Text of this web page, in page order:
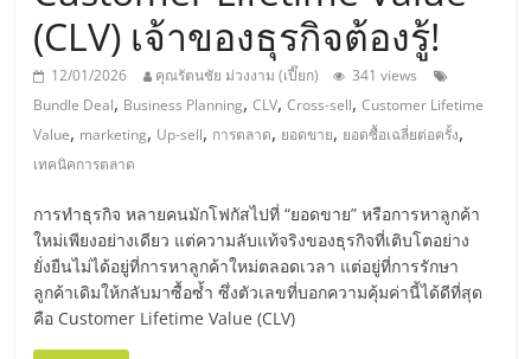
ส
เอ็
มอี
ไทย,
SMEs,
(CLV) เจ้าของธุรกิจต้องรู้!
12/01/2026 คุณรัตนชัย ม่วงงาม (เปี๊ยก)
341 views
Bundle Deal, Business Planning,CLV,Cross-sell,Customer Lifetime
Value, marketing, Up-sell, การตลาด, ยอดขาย, ยอดซื้อเฉลี่ยต่อครั้ง,
เทคนิคการตลาด
การทำธุรกิจ หลายคนมักโฟกัสไปที่ “ยอดขาย” หรือการหาลูกค้า
ใหม่เพียงอย่างเดียว แต่ความลับแท้จริงของธุรกิจที่เติบโตอย่าง
ยั่งยืนไม่ได้อยู่ที่การหาลูกค้าใหม่ตลอดเวลา แต่อยู่ที่การรักษา
ลูกค้าเดิมให้กลับมาซื้อซ้ำ ซึ่งตัวเลขที่บอกความคุ้มค่านี้ได้ดีที่สุด
คือ Customer Lifetime Value (CLV)